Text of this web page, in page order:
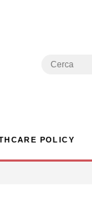
Search
POLICY